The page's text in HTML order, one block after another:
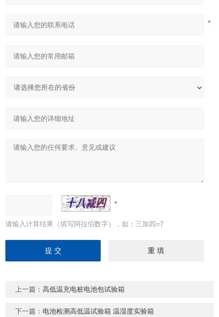
请输入计算结果（填写阿拉伯数字），如：三加四=7
上一篇：高低温充电桩电池包试验箱
下一篇： 电池检测高低温试验箱 温湿度实验箱